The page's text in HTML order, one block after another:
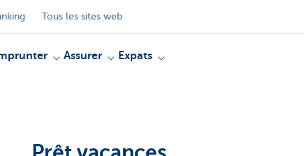
Tous les sites web
Assurer
Expats